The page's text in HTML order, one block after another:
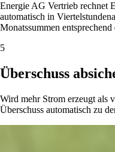
Energie AG Vertrieb rechnet
automatisch in
Monatssummen
5
Überschuss
Wird mehr Strom erzeugt als
Überschuss automatisch zu